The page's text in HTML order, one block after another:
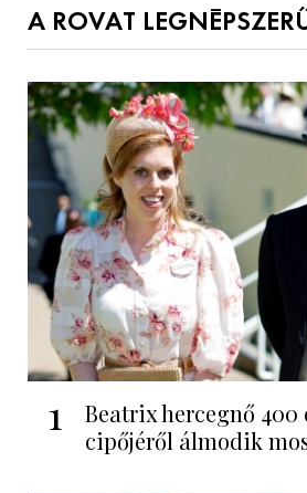
A ROVAT
1
Beatrix hercegnő 400
cipőjéről álmodik